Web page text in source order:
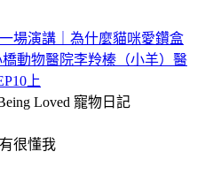
場演講｜為什麼貓咪愛鑽盒
動物醫院李羚榛（小羊）醫
上
Loved 寵物日記
很懂我